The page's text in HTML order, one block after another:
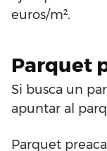
euros/m².
Parquet
Si busca un
apuntar al
Parquet